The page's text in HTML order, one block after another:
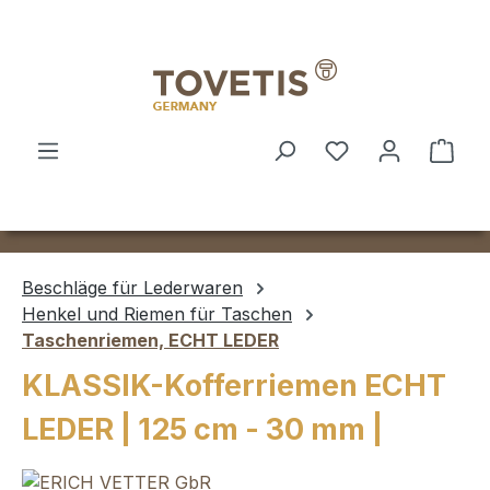
Beschläge für Lederwaren
Henkel und Riemen für Taschen
Taschenriemen, ECHT LEDER
KLASSIK-Kofferriemen ECHT
LEDER | 125 cm - 30 mm |